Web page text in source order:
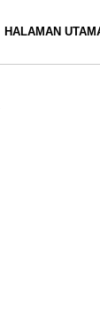
HALAMAN